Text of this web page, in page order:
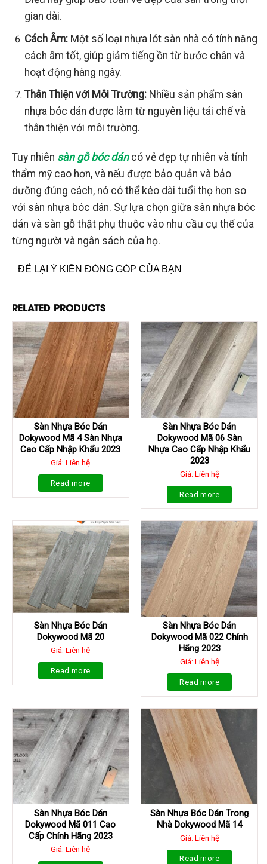
gian dài.
Cách Âm:Một số loại nhựa lót sàn nhà có tính năng
cách âm tốt, giúp giảm tiếng ồn từ bước chân và
hoạt động hàng ngày.
Thân Thiện với Môi Trường:Nhiều sản phẩm sàn
nhựa bóc dán được làm từ nguyên liệu tái chế và
thân thiện với môi trường.
Tuy nhiên sàn gỗ bóc dáncó vẻ đẹp tự nhiên và tính
thẩm mỹ cao hơn, và nếu được bảo quản và bảo
dưỡng đúng cách, nó có thể kéo dài tuổi thọ hơn so
với sàn nhựa bóc dán. Sự lựa chọn giữa sàn nhựa bóc
dán và sàn gỗ thật phụ thuộc vào nhu cầu cụ thể của
từng người và ngân sách của họ.
ĐỂ LẠI Ý KIẾN ĐÓNG GÓP CỦA BẠN
RELATED PRODUCTS
Sàn Nhựa Bóc Dán
Dokywood Mã 4 Sàn Nhựa
Cao Cấp Nhập Khẩu 2023
Giá: Liên hệ
Read more
Sàn Nhựa Bóc Dán
Dokywood Mã 06 Sàn
Nhựa Cao Cấp Nhập Khẩu
2023
Giá: Liên hệ
Read more
Sàn Nhựa Bóc Dán
Dokywood Mã 20
Giá: Liên hệ
Read more
Sàn Nhựa Bóc Dán
Dokywood Mã 022 Chính
Hãng 2023
Giá: Liên hệ
Read more
Sàn Nhựa Bóc Dán
Dokywood Mã 011 Cao
Cấp Chính Hãng 2023
Giá: Liên hệ
Sàn Nhựa Bóc Dán Trong
Nhà Dokywood Mã 14
Giá: Liên hệ
Read more